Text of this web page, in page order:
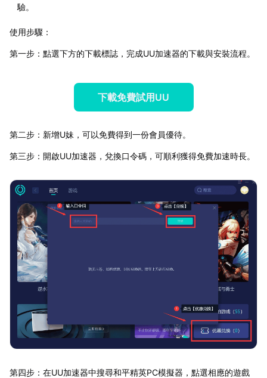
驗。
使用步驟：
第一步：點選下方的下載標誌，完成UU加速器的下載與安裝流程。
下載免費試用UU
第二步：新增U妹，可以免費得到一份會員優待。
第三步：開啟UU加速器，兌換口令碼，可順利獲得免費加速時長。
第四步：在UU加速器中搜尋和平精英PC模擬器，點選相應的遊戲